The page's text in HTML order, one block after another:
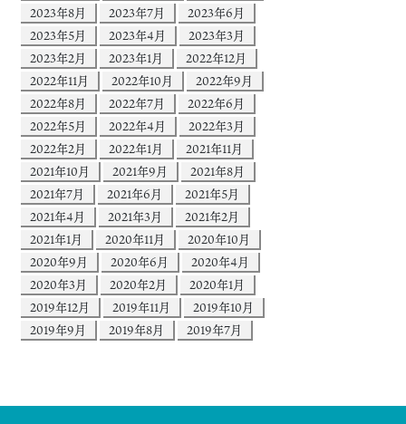
2023年8月
2023年7月
2023年6月
2023年5月
2023年4月
2023年3月
2023年2月
2023年1月
2022年12月
2022年11月
2022年10月
2022年9月
2022年8月
2022年7月
2022年6月
2022年5月
2022年4月
2022年3月
2022年2月
2022年1月
2021年11月
2021年10月
2021年9月
2021年8月
2021年7月
2021年6月
2021年5月
2021年4月
2021年3月
2021年2月
2021年1月
2020年11月
2020年10月
2020年9月
2020年6月
2020年4月
2020年3月
2020年2月
2020年1月
2019年12月
2019年11月
2019年10月
2019年9月
2019年8月 2019年7月